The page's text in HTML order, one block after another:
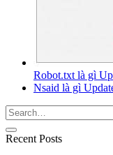
Robot.txt là gì
Nsaid là gì
Recent Posts